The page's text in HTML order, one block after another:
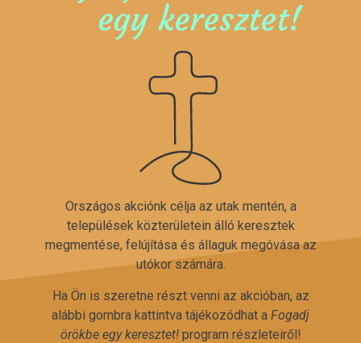
egy keresztet!
Országos akciónk célja az utak mentén, a
települések közterületein álló keresztek
megmentése, felújítása és állaguk megóvása az
utókor számára.
Ha Ön is szeretne részt venni az akcióban, az
alábbi gombra kattintva tájékozódhat a Fogadj
örökbe egy keresztet!program részleteiről!